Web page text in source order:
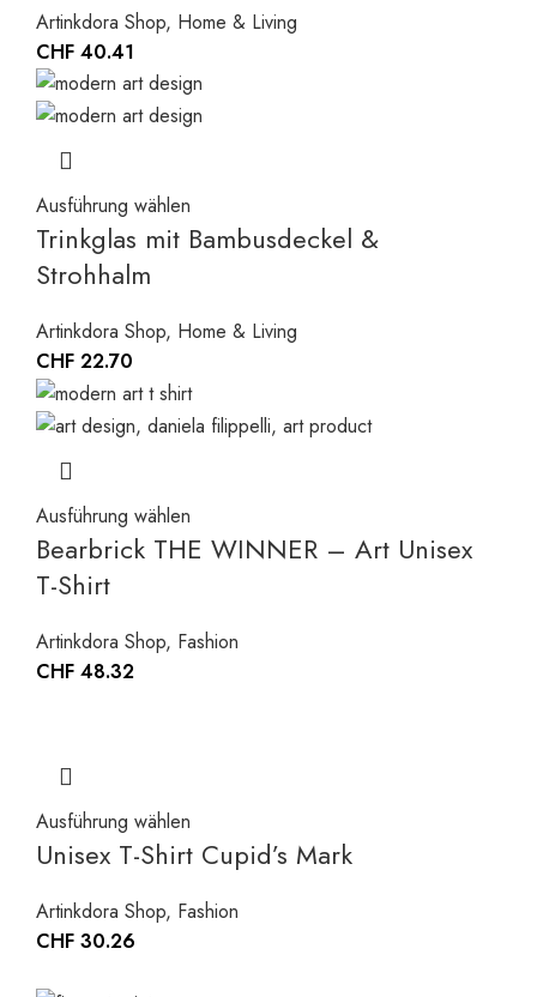
Artinkdora Shop, Home & Living
CHF 40.41
Ausführung wählen
Trinkglas mit Bambusdeckel &
Strohhalm
Artinkdora Shop, Home & Living
CHF 22.70
Ausführung wählen
Bearbrick THE WINNER – Art Unisex
T-Shirt
Artinkdora Shop, Fashion
CHF 48.32
Ausführung wählen
Unisex T-Shirt Cupid’s Mark
Artinkdora Shop, Fashion
CHF 30.26